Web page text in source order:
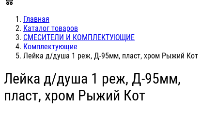
Главная
Каталог товаров
СМЕСИТЕЛИ И КОМПЛЕКТУЮЩИЕ
Комплектующие
Лейка д/душа 1 реж, Д-95мм, пласт, хром Рыжий Кот
Лейка д/душа 1 реж, Д-95мм,
пласт, хром Рыжий Кот